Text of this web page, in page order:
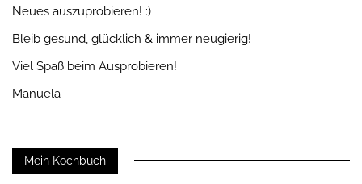
Neues auszuprobieren! :)
Bleib gesund, glücklich & immer neugierig!
Viel Spaß beim Ausprobieren!
Manuela
Mein Kochbuch